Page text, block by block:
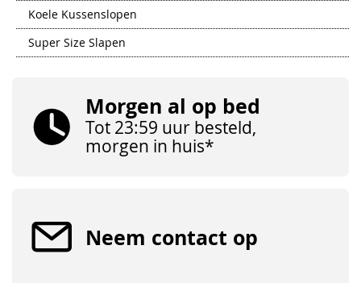
Koele Kussenslopen
Super Size Slapen
Morgen al op bed
Tot 23:59 uur besteld,
morgen in huis*
Neem contact op